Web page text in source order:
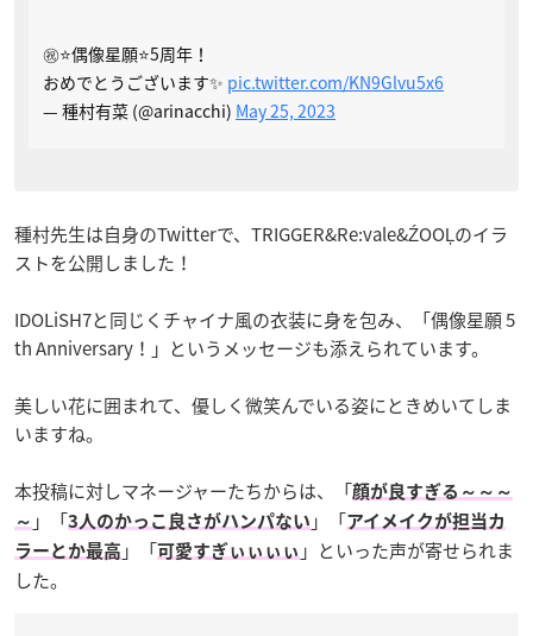
㊗️⭐️偶像星願⭐️5周年！
おめでとうございます✨ pic.twitter.com/KN9Glvu5x6
— 種村有菜 (@arinacchi) May 25, 2023
種村先生は自身のTwitterで、TRIGGER&Re:vale&ŹOOĻのイラ
ストを公開しました！
IDOLiSH7と同じくチャイナ風の衣装に身を包み、「偶像星願 5
th Anniversary！」というメッセージも添えられています。
美しい花に囲まれて、優しく微笑んでいる姿にときめいてしま
いますね。
本投稿に対しマネージャーたちからは、「顔が良すぎる～～～
～ 」「3人のかっこ良さがハンパない 」「アイメイクが担当カ
ラーとか最高 」「可愛すぎぃぃぃぃ 」といった声が寄せられま
した。